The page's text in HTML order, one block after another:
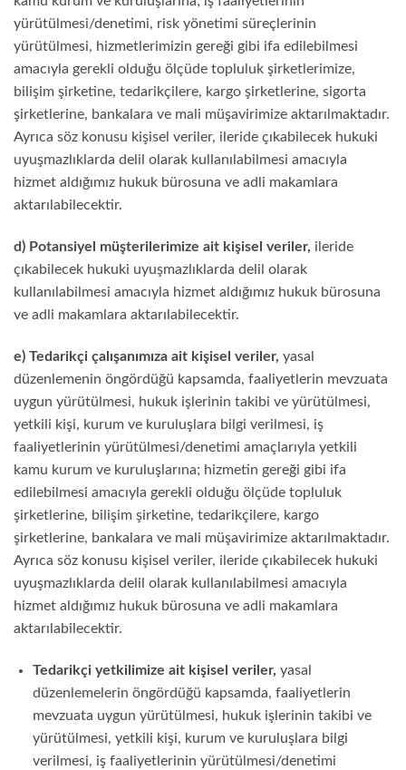
yürütülmesi/denetimi, risk yönetimi süreçlerinin
yürütülmesi, hizmetlerimizin gereği gibi ifa edilebilmesi
amacıyla gerekli olduğu ölçüde topluluk şirketlerimize,
bilişim şirketine, tedarikçilere, kargo şirketlerine, sigorta
şirketlerine, bankalara ve mali müşavirimize aktarılmaktadır.
Ayrıca söz konusu kişisel veriler, ileride çıkabilecek hukuki
uyuşmazlıklarda delil olarak kullanılabilmesi amacıyla
hizmet aldığımız hukuk bürosuna ve adli makamlara
aktarılabilecektir.
d) Potansiyel müşterilerimize ait kişisel veriler, ileride
çıkabilecek hukuki uyuşmazlıklarda delil olarak
kullanılabilmesi amacıyla hizmet aldığımız hukuk bürosuna
ve adli makamlara aktarılabilecektir.
e) Tedarikçi çalışanımıza ait kişisel veriler, yasal
düzenlemenin öngördüğü kapsamda, faaliyetlerin mevzuata
uygun yürütülmesi, hukuk işlerinin takibi ve yürütülmesi,
yetkili kişi, kurum ve kuruluşlara bilgi verilmesi, iş
faaliyetlerinin yürütülmesi/denetimi amaçlarıyla yetkili
kamu kurum ve kuruluşlarına; hizmetin gereği gibi ifa
edilebilmesi amacıyla gerekli olduğu ölçüde topluluk
şirketlerine, bilişim şirketine, tedarikçilere, kargo
şirketlerine, bankalara ve mali müşavirimize aktarılmaktadır.
Ayrıca söz konusu kişisel veriler, ileride çıkabilecek hukuki
uyuşmazlıklarda delil olarak kullanılabilmesi amacıyla
hizmet aldığımız hukuk bürosuna ve adli makamlara
aktarılabilecektir.
Tedarikçi yetkilimize ait kişisel veriler, yasal
düzenlemelerin öngördüğü kapsamda, faaliyetlerin
mevzuata uygun yürütülmesi, hukuk işlerinin takibi ve
yürütülmesi, yetkili kişi, kurum ve kuruluşlara bilgi
verilmesi, iş faaliyetlerinin yürütülmesi/denetimi